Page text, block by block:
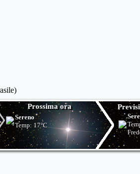
Prossima ora
Sereno
Temp: 17°C